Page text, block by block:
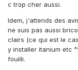
c trop cher aussi.
Idem, j'attends des
ne suis pas aussi
clairs (ce qui est le
y installer itanium etc
fouilli.